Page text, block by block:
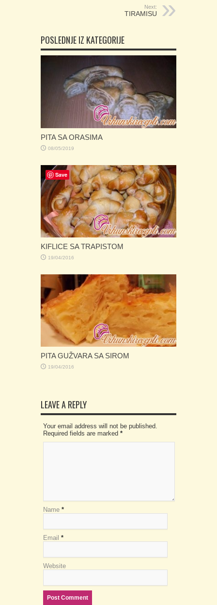
Next:
TIRAMISU
POSLEDNJE IZ KATEGORIJE
PITA SA ORASIMA
08/05/2019
KIFLICE SA TRAPISTOM
19/04/2016
PITA GUŽVARA SA SIROM
19/04/2016
LEAVE A REPLY
Your email address will not be published.
Required fields are marked *
Name *
Email *
Website
Save